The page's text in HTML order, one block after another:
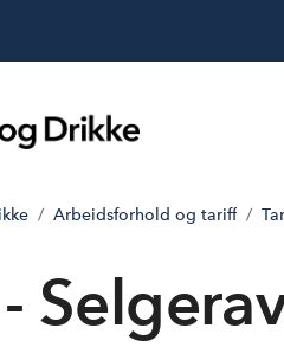
Arbeidsforhold og tariff